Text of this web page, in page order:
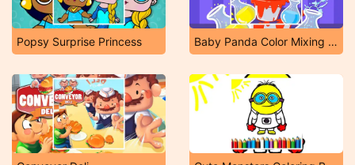
Popsy Surprise Princess Baby Panda Color Mixing Studio